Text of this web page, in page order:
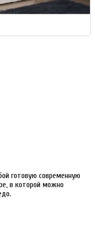
готовую современную
в которой можно